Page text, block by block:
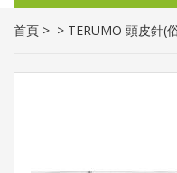
首頁 > > TERUMO 頭皮針(